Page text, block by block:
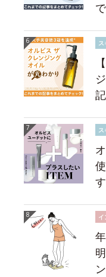
ス
ス
イ